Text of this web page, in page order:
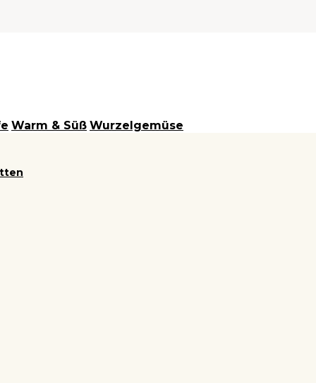
Warm & Süß Wurzelgemüse